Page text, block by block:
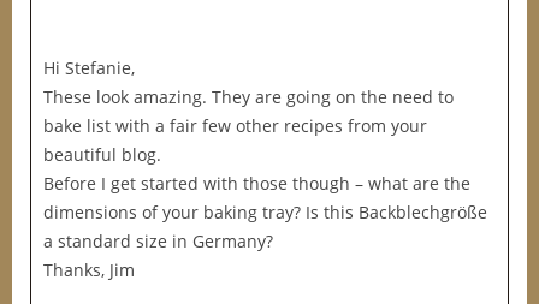
Hi Stefanie,
These look amazing. They are going on the need to
bake list with a fair few other recipes from your
beautiful blog.
Before I get started with those though – what are the
dimensions of your baking tray? Is this Backblechgröße
a standard size in Germany?
Thanks, Jim